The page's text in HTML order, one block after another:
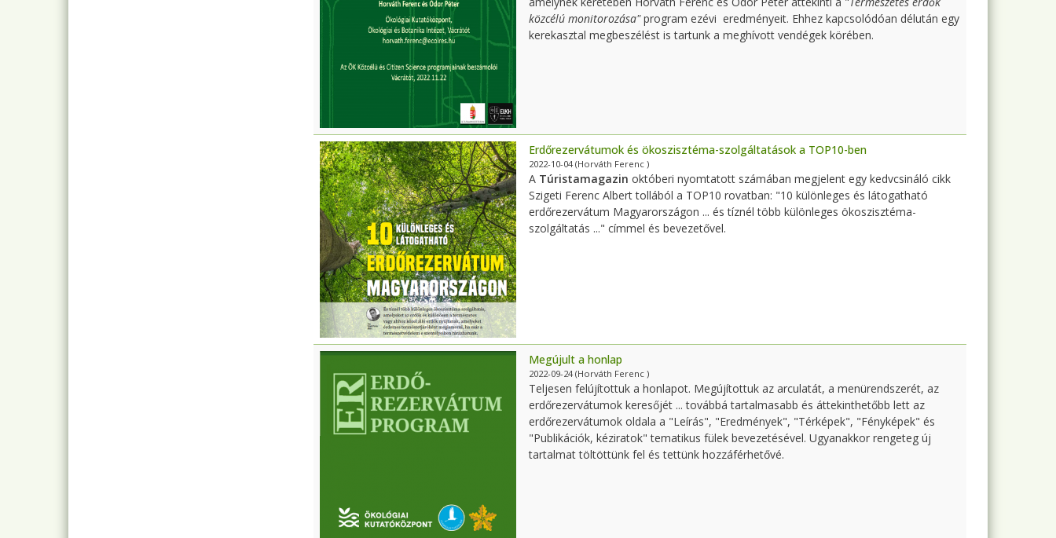
közcélú monitorozása"program ezévi eredményeit. Ehhez kapcsolódóan délután egy
kerekasztal megbeszélést is tartunk a meghívott vendégek körében.
Erdőrezervátumok és ökoszisztéma-szolgáltatások a TOP10-ben
2022-10-04(Horváth Ferenc )
A Túristamagazin októberi nyomtatott számában megjelent egy kedvcsináló cikk
Szigeti Ferenc Albert tollából a TOP10 rovatban: "10 különleges és látogatható
erdőrezervátum Magyarországon ... és tíznél több különleges ökoszisztéma-
szolgáltatás ..." címmel és bevezetővel.
Megújult a honlap
2022-09-24(Horváth Ferenc )
Teljesen felújítottuk a honlapot. Megújítottuk az arculatát, a menürendszerét, az
erdőrezervátumok keresőjét ... továbbá tartalmasabb és áttekinthetőbb lett az
erdőrezervátumok oldala a "Leírás", "Eredmények", "Térképek", "Fényképek" és
"Publikációk, kéziratok" tematikus fülek bevezetésével. Ugyanakkor rengeteg új
tartalmat töltöttünk fel és tettünk hozzáférhetővé.